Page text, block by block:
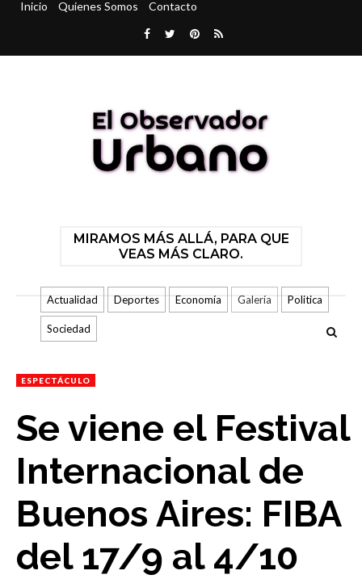
Inicio Quienes Somos Contacto
MIRAMOS MÁS ALLÁ, PARA QUE
VEAS MÁS CLARO.
Actualidad Deportes Economía Galería Politica
Sociedad
ESPECTÁCULO
Se viene el Festival
Internacional de
Buenos Aires: FIBA
del 17/9 al 4/10